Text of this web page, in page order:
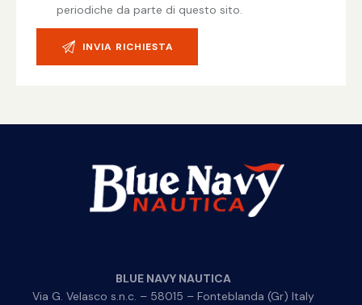
periodiche da parte di questo sito.
BLUE NAVY NAUTICA
Via G. Velasco s.n.c. – 58015 – Fonteblanda (Gr) Italy